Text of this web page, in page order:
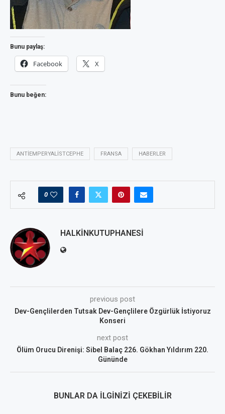
Bunu paylaş:
Facebook X
Bunu beğen:
ANTIEMPERYALISTCEPHE FRANSA HABERLER
0
HALKINKUTUPHANESI
previous post
Dev-Gençlilerden Tutsak Dev-Gençlilere Özgürlük İstiyoruz
Konseri
next post
Ölüm Orucu Direnişi: Sibel Balaç 226. Gökhan Yıldırım 220.
Gününde
BUNLAR DA İLGINIZI ÇEKEBILIR